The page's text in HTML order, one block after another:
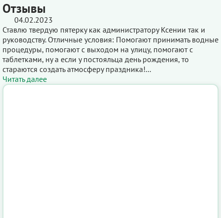
Отзывы
04.02.2023
Ставлю твердую пятерку как администратору Ксении так и
руководству. Отличные условия: Помогают принимать водные
процедуры, помогают с выходом на улицу, помогают с
таблетками, ну а если у постояльца день рождения, то
стараются создать атмосферу праздника!...
Читать далее